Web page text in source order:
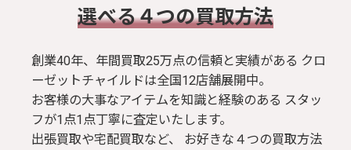
​選べる４つの買取方法
創業40年、年間買取25万点の信頼と実績がある クロ
ーゼットチャイルドは全国12店舗展開中。
お客様の大事なアイテムを知識と経験のある スタッ
フが1点1点丁寧に査定いたします。
出張買取や宅配買取など、 お好きな４つの買取方法